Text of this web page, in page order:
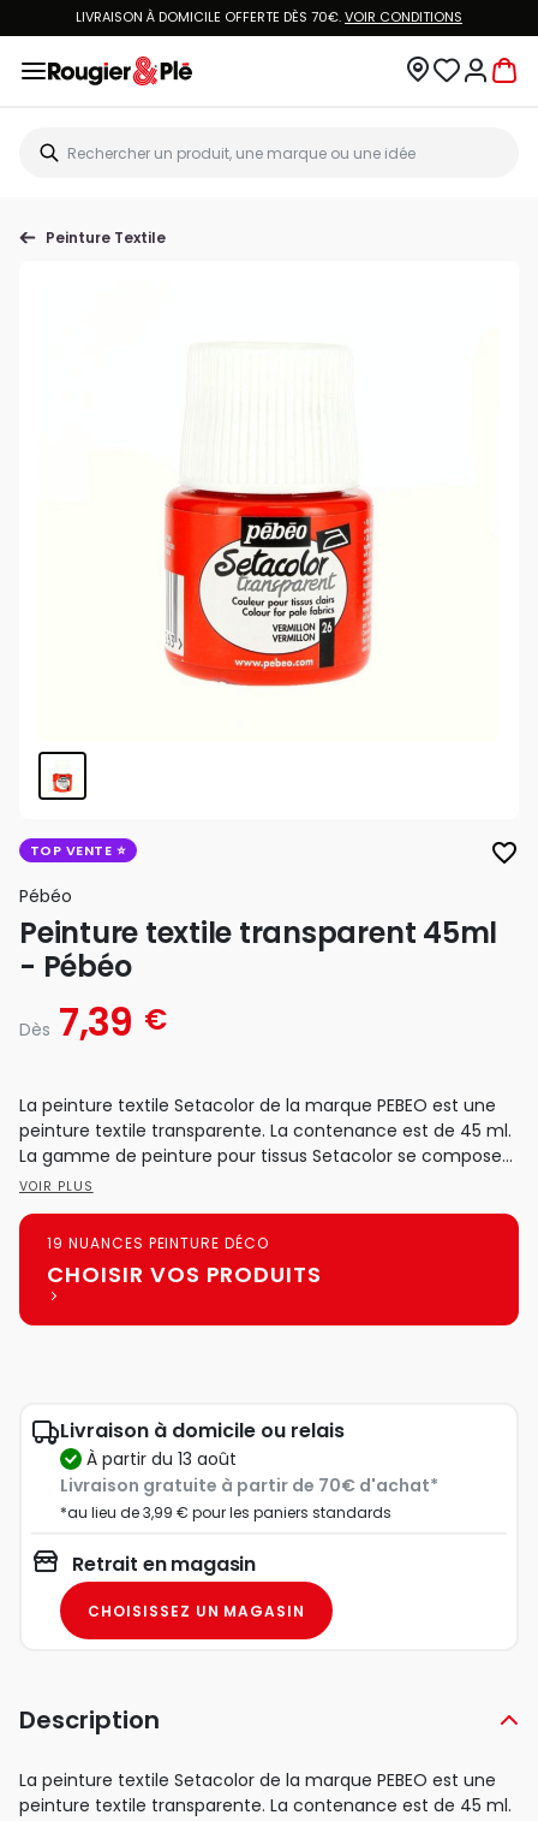
LIVRAISON À DOMICILE OFFERTE DÈS 70€.VOIR CONDITIONS
Peinture Textile
TOP VENTE favorite_border
Pébéo
Peinture textile transparent 45ml
- Pébéo
Dès 7,39 €
La peinture textile Setacolor de la marque PEBEO est une
peinture textile transparente. La contenance est de 45 ml.
La gamme de peinture pour tissus Setacolor se compose...
VOIR PLUS
19 NUANCES PEINTURE DÉCO
CHOISIR VOS PRODUITS
Livraison à domicile ou relais
à partir du 13 août
Livraison gratuite à partir de 70€ d'achat*
*au lieu de 3,99 € pour les paniers standards
Retrait en magasin
CHOISISSEZ UN MAGASIN
Description
La peinture textile Setacolor de la marque PEBEO est une
peinture textile transparente. La contenance est de 45 ml.